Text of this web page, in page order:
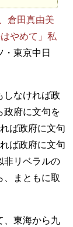
倉田真由美
やめて」私
・東京中日
しなければ政
政府に文句を
ば政府に文句
ば政府に文句
非リベラルの
、まともに取
、東海から九